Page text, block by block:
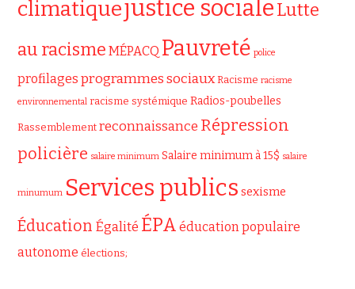
climatiquejustice socialeLutte
au racisme MÉPACQ Pauvreté police
profilages programmes sociaux Racisme racisme
environnemental racisme systémique Radios-poubelles
Rassemblement reconnaissance Répression
policière salaire minimum Salaire minimum à 15$ salaire
minumum Services publics sexisme
Éducation Égalité ÉPA éducation populaire
autonome élections;